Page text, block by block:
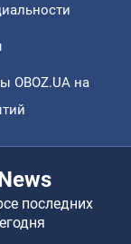
OBOZ.UA на
последних